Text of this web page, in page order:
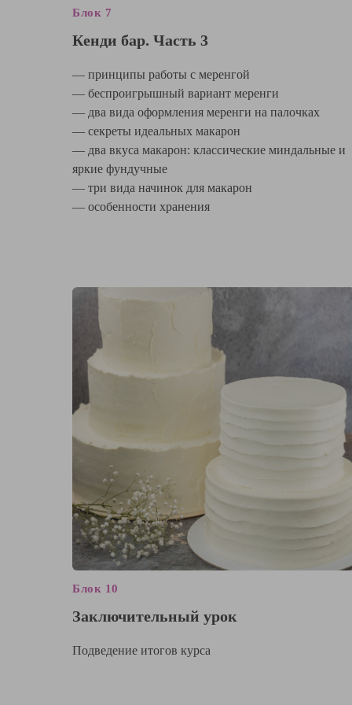
Блок 7
Кенди бар. Часть 3
— принципы работы с меренгой
— беспроигрышный вариант меренги
— два вида оформления меренги на палочках
— секреты идеальных макарон
— два вкуса макарон: классические миндальные и
яркие фундучные
— три вида начинок для макарон
— особенности хранения
Блок 10
Заключительный урок
Подведение итогов курса